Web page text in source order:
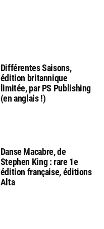
Différentes Saisons,
édition britannique
limitée, par PS Publishing
(en anglais !)
Danse Macabre, de
Stephen King : rare 1e
édition française, éditions
Alta